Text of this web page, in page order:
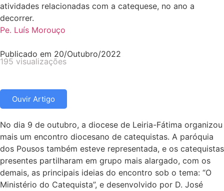
atividades relacionadas com a catequese, no ano a
decorrer.
Pe. Luís Morouço
Publicado em 20/Outubro/2022
195 visualizações
Ouvir Artigo
No dia 9 de outubro, a diocese de Leiria-Fátima organizou
mais um encontro diocesano de catequistas. A paróquia
dos Pousos também esteve representada, e os catequistas
presentes partilharam em grupo mais alargado, com os
demais, as principais ideias do encontro sob o tema: “O
Ministério do Catequista”, e desenvolvido por D. José